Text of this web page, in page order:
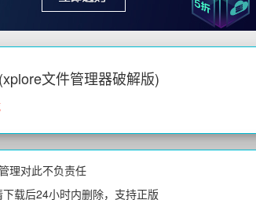
文件管理器破解版)
理对此不负责任
载后24小时内删除，支持正版